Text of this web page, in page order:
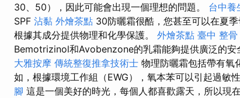
30、50），因此可能會出現一個理想的問題。 台中養
SPF 沾黏 外燴茶點 30防曬霜很酷，您甚至可以在夏
根據其成分提供物理和化學保護。 外燴茶點 臺中 整
Bemotrizinol和Avobenzone的乳霜能夠提供廣泛的安
大雅按摩 傳統整復推拿技術士 物理防曬霜包括帶有氧
如，根據環境工作組（EWG），氧本苯可以引起過敏
腳 這是一個美好的時光，每個人都喜歡露天，所以現